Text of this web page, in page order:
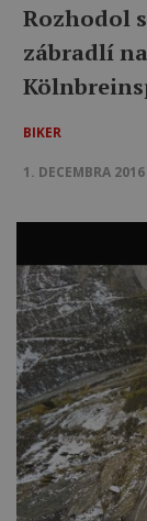
Rozhodol
zábradlí
BIKER
1. DECEMBRA